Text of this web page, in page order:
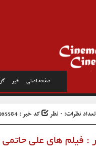
صفحه اصلی خبر
تعداد نظرات: ۰ نظر کد خبر : 165584
: فیلم های علی